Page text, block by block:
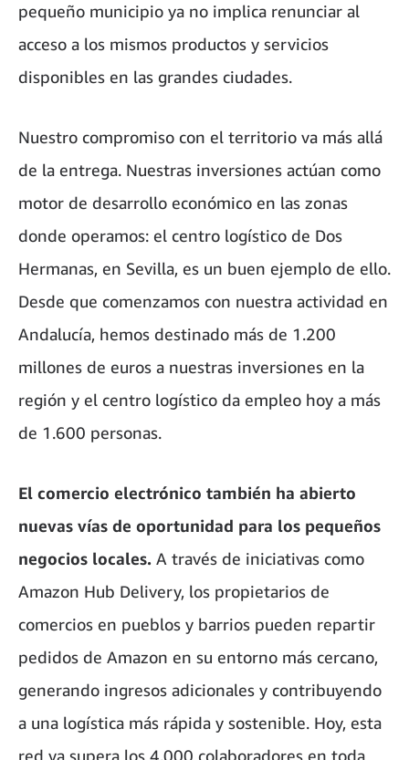
pequeño municipio ya no implica renunciar al
acceso a los mismos productos y servicios
disponibles en las grandes ciudades.
Nuestro compromiso con el territorio va más allá
de la entrega. Nuestras inversiones actúan como
motor de desarrollo económico en las zonas
donde operamos: el centro logístico de Dos
Hermanas, en Sevilla, es un buen ejemplo de ello.
Desde que comenzamos con nuestra actividad en
Andalucía, hemos destinado más de 1.200
millones de euros a nuestras inversiones en la
región y el centro logístico da empleo hoy a más
de 1.600 personas.
El comercio electrónico también ha abierto
nuevas vías de oportunidad para los pequeños
negocios locales. A través de iniciativas como
Amazon Hub Delivery, los propietarios de
comercios en pueblos y barrios pueden repartir
pedidos de Amazon en su entorno más cercano,
generando ingresos adicionales y contribuyendo
a una logística más rápida y sostenible. Hoy, esta
red ya supera los 4.000 colaboradores en toda